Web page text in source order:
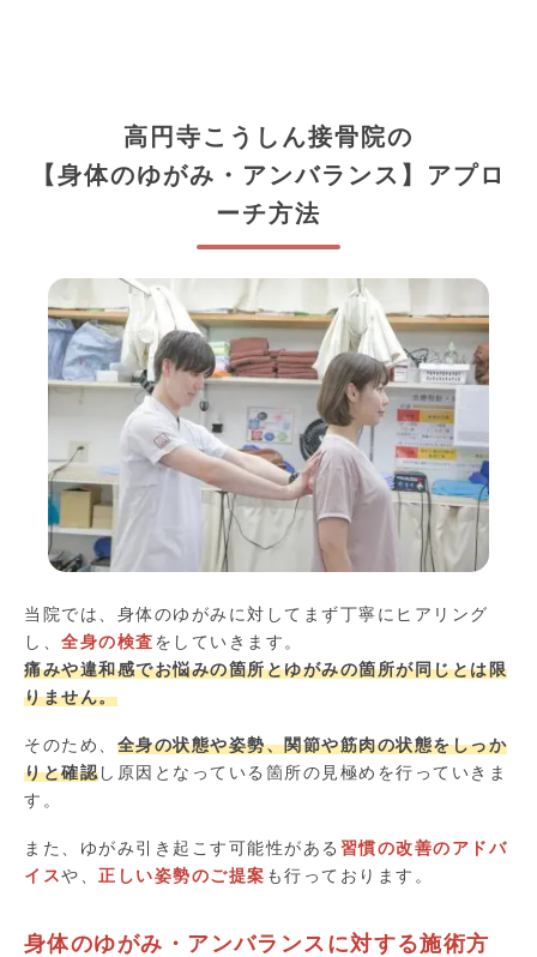
高円寺こうしん接骨院の
【身体のゆがみ・アンバランス】アプロ
ーチ方法
当院では、身体のゆがみに対してまず丁寧にヒアリング
し、 全身の検査をしていきます。
痛みや違和感でお悩みの箇所とゆがみの箇所が同じとは限
りません。
そのため、 全身の状態や姿勢、関節や筋肉の状態をしっか
りと確認し原因となっている箇所の見極めを行っていきま
す。
また、ゆがみ引き起こす可能性がある 習慣の改善のアドバ
イスや、 正しい姿勢のご提案 も行っております。
身体のゆがみ・アンバランスに対する施術方